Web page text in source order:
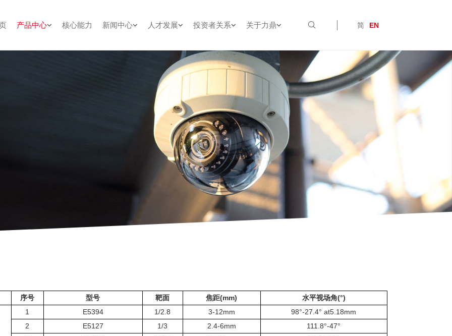
产品中心 核心能力 新闻中心 人才发展 投资者关系 关于力鼎 简 EN
序号 型号 靶面 焦距(mm)
水平视场角(°)
1
E5394 1/2.8 3-12mm
98°-27.4° at5.18mm
2
E5127 1/3 2.4-6mm
111.8°-47°